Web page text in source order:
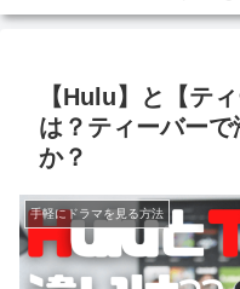
【Hulu】と【テ
は？ティーバー
か？
手軽にドラマを見る方法